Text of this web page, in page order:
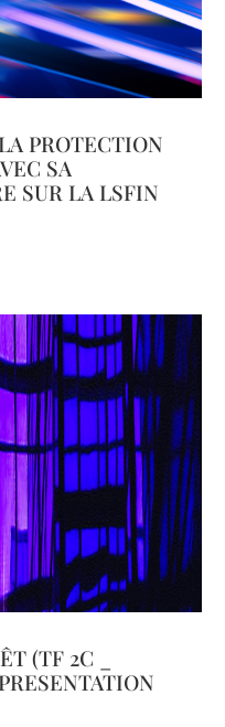
PROTECTION
SA
SUR LA LSFIN
(TF 2C _